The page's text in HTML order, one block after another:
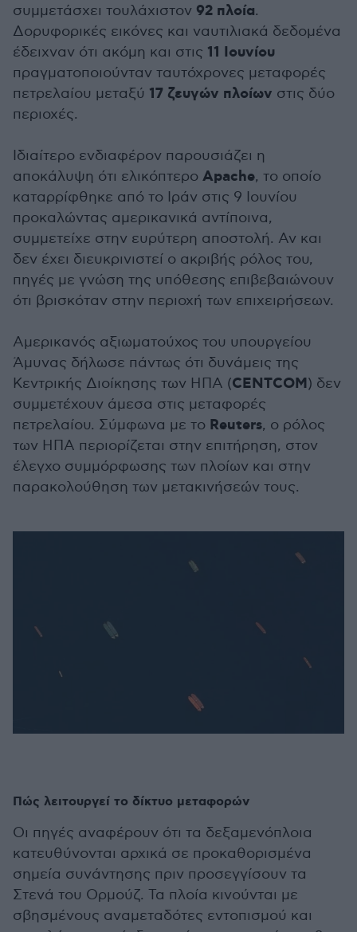
συμμετάσχει τουλάχιστον 92 πλοία.
Δορυφορικές εικόνες και ναυτιλιακά δεδομένα
έδειχναν ότι ακόμη και στις 11 Ιουνίου
πραγματοποιούνταν ταυτόχρονες μεταφορές
πετρελαίου μεταξύ 17 ζευγών πλοίων στις δύο
περιοχές.
Ιδιαίτερο ενδιαφέρον παρουσιάζει η
αποκάλυψη ότι ελικόπτερο Apache, το οποίο
καταρρίφθηκε από το Ιράν στις 9 Ιουνίου
προκαλώντας αμερικανικά αντίποινα,
συμμετείχε στην ευρύτερη αποστολή. Αν και
δεν έχει διευκρινιστεί ο ακριβής ρόλος του,
πηγές με γνώση της υπόθεσης επιβεβαιώνουν
ότι βρισκόταν στην περιοχή των επιχειρήσεων.
Αμερικανός αξιωματούχος του υπουργείου
Άμυνας δήλωσε πάντως ότι δυνάμεις της
Κεντρικής Διοίκησης των ΗΠΑ (CENTCOM) δεν
συμμετέχουν άμεσα στις μεταφορές
πετρελαίου. Σύμφωνα με το Reuters, ο ρόλος
των ΗΠΑ περιορίζεται στην επιτήρηση, στον
έλεγχο συμμόρφωσης των πλοίων και στην
παρακολούθηση των μετακινήσεών τους.
Πώς λειτουργεί το δίκτυο μεταφορών
Οι πηγές αναφέρουν ότι τα δεξαμενόπλοια
κατευθύνονται αρχικά σε προκαθορισμένα
σημεία συνάντησης πριν προσεγγίσουν τα
Στενά του Ορμούζ. Τα πλοία κινούνται με
σβησμένους αναμεταδότες εντοπισμού και